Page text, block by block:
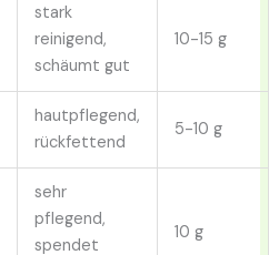
stark
reinigend,
schäumt gut
10-15 g
hautpflegend,
rückfettend
5-10 g
sehr
pflegend,
spendet
10 g